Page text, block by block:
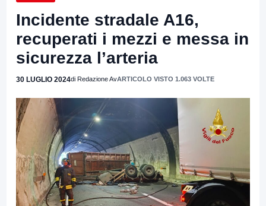
Incidente stradale A16,
recuperati i mezzi e messa in
sicurezza l’arteria
30 LUGLIO 2024di Redazione AvARTICOLO VISTO 1.063 VOLTE